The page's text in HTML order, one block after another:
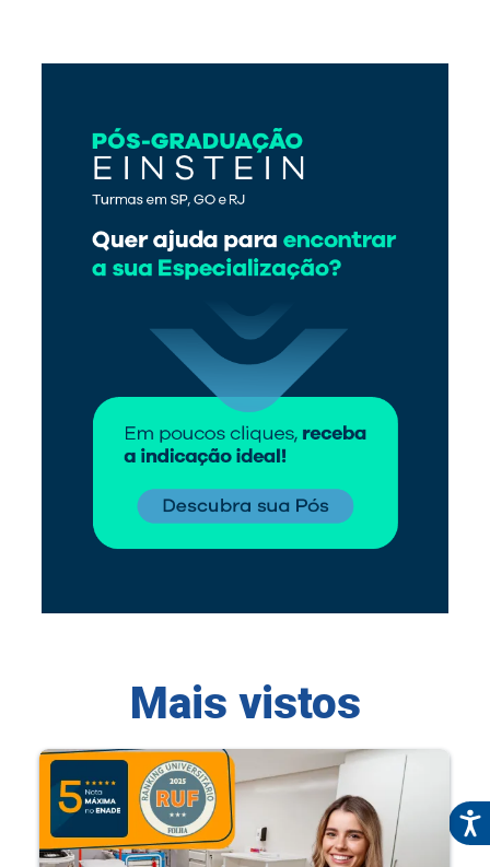
Mais vistos